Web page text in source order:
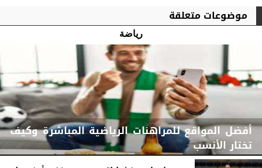
موضوعات متعلقة
رياضة
أفضل المواقع للمراهنات الرياضية المباشرة وكيف
تختار الأنسب